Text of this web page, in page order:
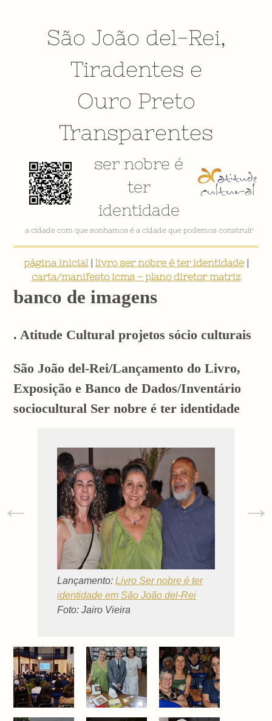
São João del-Rei,
Tiradentes e
Ouro Preto
Transparentes
ser nobre é
ter
identidade
VÍDEO INSTITUCIONAL
página inicial| livro ser nobre é ter identidade|
carta/manifesto icms - plano diretor matriz
banco de imagens
. Atitude Cultural projetos sócio culturais
São João del-Rei/Lançamento do Livro,
Exposição e Banco de Dados/Inventário
sociocultural Ser nobre é ter identidade
Lançamento:Livro Ser nobre é ter
identidade em São João del-Rei
Foto: Jairo Vieira
← →